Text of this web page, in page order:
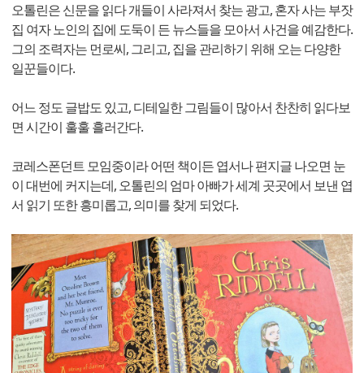
오톨린은 신문을 읽다 개들이 사라져서 찾는 광고, 혼자 사는 부잣
집 여자 노인의 집에 도둑이 든 뉴스들을 모아서 사건을 예감한다.
그의 조력자는 먼로씨, 그리고, 집을 관리하기 위해 오는 다양한
일꾼들이다.
어느 정도 글밥도 있고, 디테일한 그림들이 많아서 찬찬히 읽다보
면 시간이 훌훌 흘러간다.
코레스폰던트 모임중이라 어떤 책이든 엽서나 편지글 나오면 눈
이 대번에 커지는데, 오톨린의 엄마 아빠가 세계 곳곳에서 보낸 엽
서 읽기 또한 흥미롭고, 의미를 찾게 되었다.